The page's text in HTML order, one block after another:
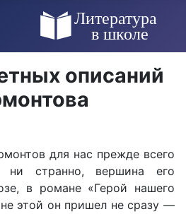
описаний
для нас прежде всего
странно, вершина его
в романе «Герой нашего
этой он пришел не сразу —